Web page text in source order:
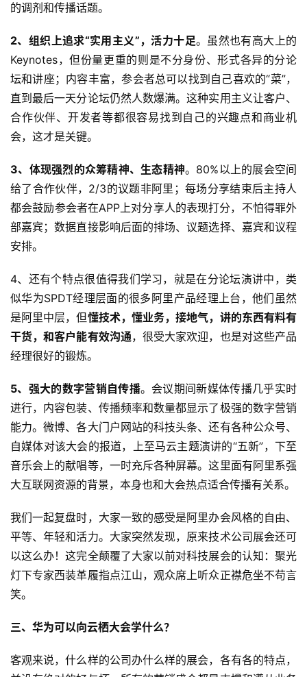
的调剂和传播话题。
2、组织上追求“实用主义”，活力十足。虽然也有高大上的
Keynotes，但份量更重的则是不分身份、形式各异的分论
坛和讲座；内容丰富，参会者总可以找到自己喜欢的“菜”，
直到最后一天分论坛仍然人数爆满。这种实用主义让客户、
合作伙伴、开发者等都很容易找到自己的兴趣点和商业机
会，这才是关键。
3、体现强烈的众筹精神、生态精神。80%以上的展会空间
给了合作伙伴，2/3的议题非阿里；每场分享结束后主持人
都会鼓励参会者在APP上对分享人的表现打分，不怕得罪外
部嘉宾；数据直接影响后面的排场、议题选择、嘉宾和议程
安排。
4、还有个特点很值得我们学习，就是在分论坛演讲中，类
似华为SPDT经理层面的很多阿里产品经理上台，他们虽然
是阿里中层，但懂技术，懂业务，接地气，讲的东西有料有
干货，和客户能有效沟通，很受大家欢迎，也是对这些产品
经理很好的锻炼。
5、强大的数字营销自传播。会议期间新媒体传播几乎实时
进行，内容包装、传播频率和数量都显示了极强的数字营销
能力。微博、各大门户网站的科技头条、还有各种公众号、
自媒体对该大会的报道，上至马云主题演讲的“五新”，下至
音乐会上的献唱等，一时充斥各种屏幕。这里面有阿里系强
大互联网资源的背景，本身也和大会热点适合传播有关系。
我们一起复盘时，大家一致的感受是阿里办会风格的自由、
平等、年轻和活力。大家突然发现，原来技术公司展会还可
以这么办！这完全颠覆了大家以前对科技展会的认知：聚光
灯下专家西装革履指点江山，观众席上听众正襟危坐不苟言
笑。
三、华为可以向云栖大会学什么？
客观来说，什么样的公司办什么样的展会，各有各的特点，